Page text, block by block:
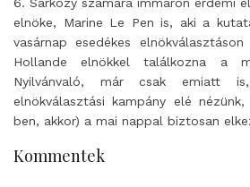
elnöke, Marine Le Pen is, aki a
vasárnap esedékes elnökválasztáson
Hollande elnökkel találkozna a
Nyilvánvaló, már csak emiatt
elnökválasztási kampány elé
ben, akkor) a mai nappal biztosan
Kommentek